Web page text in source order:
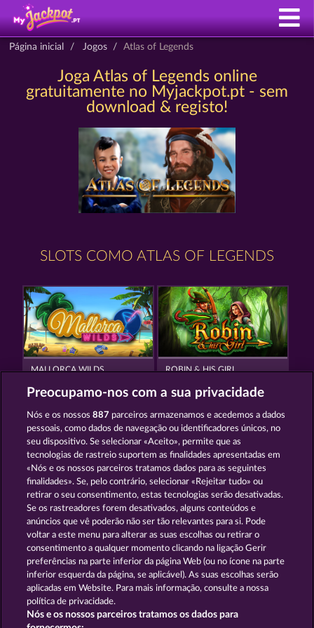
Página inicial Jogos Atlas of Legends
Joga Atlas of Legends online
gratuitamente no Myjackpot.pt - sem
download & registo!
SLOTS COMO ATLAS OF LEGENDS
MALLORCA WILDS ROBIN & HIS GIRL
DEAD LEGION FORT BRAVE
Termos e Condições
Declaração de Privacidade Marca
Empresa Perguntas frequentes
Programa de parceiros afiliados Facebook
Preocupamo-nos com a sua privacidade
Nós e os nossos887 parceiros armazenamos e acedemos a dados
pessoais, como dados de navegação ou identificadores únicos, no
seu dispositivo. Se selecionar «Aceito», permite que as
tecnologias de rastreio suportem as finalidades apresentadas em
«Nós e os nossos parceiros tratamos dados para as seguintes
finalidades». Se, pelo contrário, selecionar «Rejeitar tudo» ou
retirar o seu consentimento, estas tecnologias serão desativadas.
Se os rastreadores forem desativados, alguns conteúdos e
anúncios que vê poderão não ser tão relevantes para si. Pode
voltar a este menu para alterar as suas escolhas ou retirar o
consentimento a qualquer momento clicando na ligação Gerir
preferências na parte inferior da página Web (ou no ícone na parte
inferior esquerda da página, se aplicável). As suas escolhas serão
aplicadas em Website. Para mais informação, consulte a nossa
política de privacidade.
Nós e os nossos parceiros tratamos os dados para